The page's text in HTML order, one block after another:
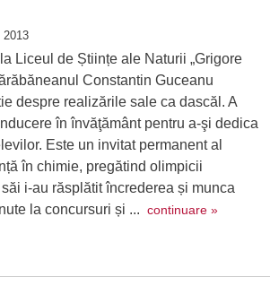
2013
Liceul de Științe ale Naturii „Grigore
Constantin Guceanu
despre realizările sale ca dascăl. A
în învăţământ pentru a-şi dedica
Este un invitat permanent al
în chimie, pregătind olimpicii
i-au răsplătit încrederea și munca
la concursuri și ... continuare »